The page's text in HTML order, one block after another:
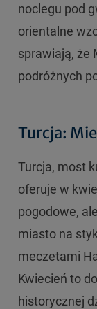
noclegu pod
orientalne
sprawiają, że
podróżnych
Turcja:
Turcja, most
oferuje w
pogodowe,
miasto na
meczetami
Kwiecień to
historycznej